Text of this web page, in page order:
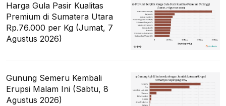
Harga Gula Pasir Kualitas
Premium di Sumatera Utara
Rp.76.000 per Kg (Jumat, 7
Agustus 2026)
Gunung Semeru Kembali
Erupsi Malam Ini (Sabtu, 8
Agustus 2026)